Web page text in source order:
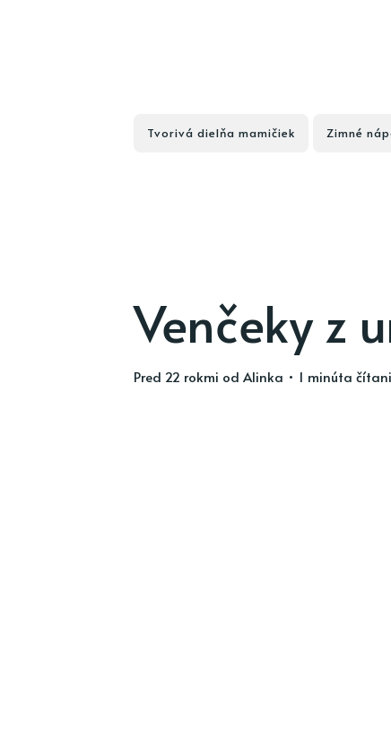
Tvorivá dielňa mamičiek Zimné
Venčeky z
pred 22 rokmi od Alinka • 1 minúta